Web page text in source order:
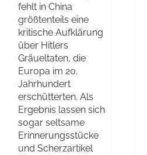
fehlt in China
größtenteils eine
kritische Aufklärung
über Hitlers
Gräueltaten, die
Europa im 20.
Jahrhundert
erschütterten. Als
Ergebnis lassen sich
sogar seltsame
Erinnerungsstücke
und Scherzartikel